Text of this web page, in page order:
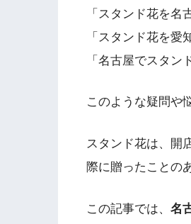
「スタンド花を
「スタンド花を愛
「名古屋でスタン
このような疑問や
スタンド花は、開
際に贈ったことの
この記事では、 名